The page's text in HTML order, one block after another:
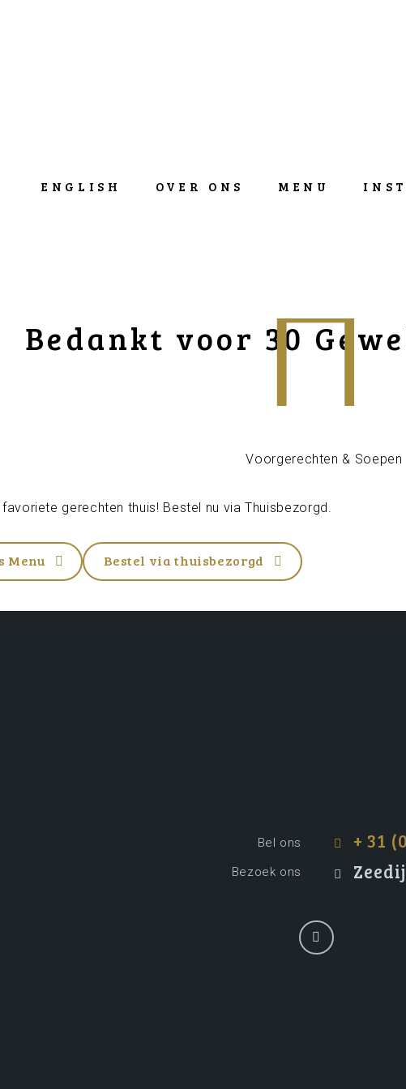
ENGLISH OVER ONS MENU
Bedankt voor 30
favoriete gerechten thuis! Bestel nu viaThuisbezorgd .
Menu Bestel via thuisbezorgd
+ 31
Bel ons
Bezoek ons